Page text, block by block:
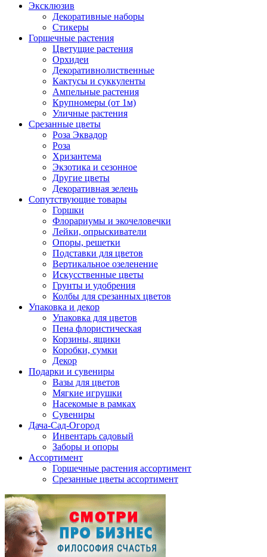
Эксклюзив
Декоративные наборы
Стикеры
Горшечные растения
Цветущие растения
Орхидеи
Декоративнолиственные
Кактусы и суккуленты
Ампельные растения
Крупномеры (от 1м)
Уличные растения
Срезанные цветы
Роза Эквадор
Роза
Хризантема
Экзотика и сезонное
Другие цветы
Декоративная зелень
Сопутствующие товары
Горшки
Флорариумы и экочеловечки
Лейки, опрыскиватели
Опоры, решетки
Подставки для цветов
Вертикальное озеленение
Искусственные цветы
Грунты и удобрения
Колбы для срезанных цветов
Упаковка и декор
Упаковка для цветов
Пена флористическая
Корзины, ящики
Коробки, сумки
Декор
Подарки и сувениры
Вазы для цветов
Мягкие игрушки
Насекомые в рамках
Сувениры
Дача-Сад-Огород
Инвентарь садовый
Заборы и опоры
Ассортимент
Горшечные растения ассортимент
Срезанные цветы ассортимент